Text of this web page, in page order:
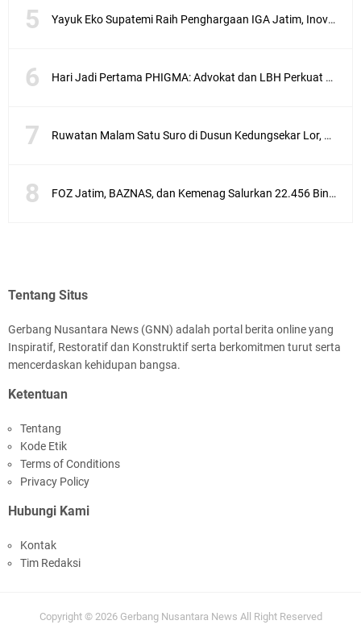
Yayuk Eko Supatemi Raih Penghargaan IGA Jatim, Inovasi Wayang Kulit untuk Anak Berkebutuhan Khusus
Hari Jadi Pertama PHIGMA: Advokat dan LBH Perkuat Soliditas di Jakarta
Ruwatan Malam Satu Suro di Dusun Kedungsekar Lor, Tradisi Luhur yang Terus Istiqomah
FOZ Jatim, BAZNAS, dan Kemenag Salurkan 22.456 Bingkisan Lebaran Yatim Serentak di Berbagai Daerah di Jawa Timur
Tentang Situs
Gerbang Nusantara News (GNN) adalah portal berita online yang
Inspiratif, Restoratif dan Konstruktif serta berkomitmen turut serta
mencerdaskan kehidupan bangsa.
Ketentuan
Tentang
Kode Etik
Terms of Conditions
Privacy Policy
Hubungi Kami
Kontak
Tim Redaksi
Copyright © 2026 Gerbang Nusantara News All Right Reserved